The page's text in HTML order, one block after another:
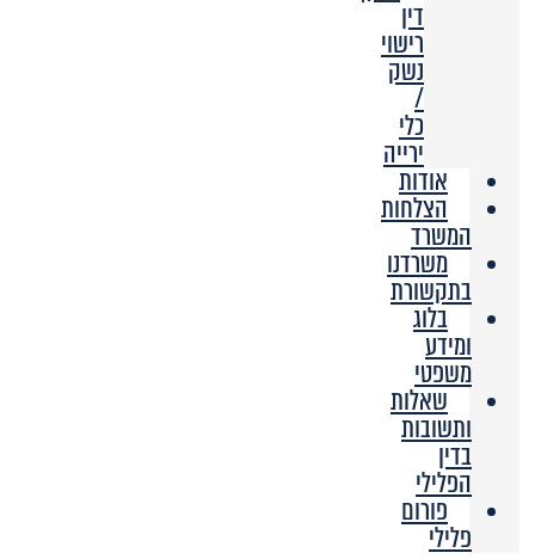
דין
רישוי
נשק
/
כלי
ירייה
אודות
הצלחות
המשרד
משרדנו
בתקשורת
בלוג
ומידע
משפטי
שאלות
ותשובות
בדין
הפלילי
פורום
פלילי